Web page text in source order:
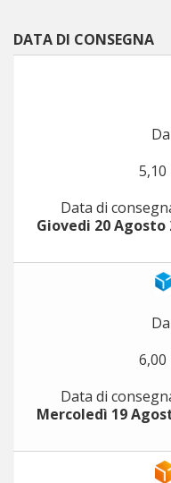
DATA DI CONSEGNA
5,10
Data di
Giovedi 20 Agosto
6,00
Data di
Mercoledì 19